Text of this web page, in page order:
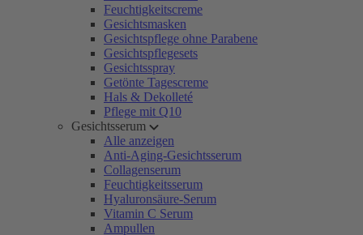
Feuchtigkeitscreme
Gesichtsmasken
Gesichtspflege ohne Parabene
Gesichtspflegesets
Gesichtsspray
Getönte Tagescreme
Hals & Dekolleté
Pflege mit Q10
Gesichtsserum
Alle anzeigen
Anti-Aging-Gesichtsserum
Collagenserum
Feuchtigkeitsserum
Hyaluronsäure-Serum
Vitamin C Serum
Ampullen